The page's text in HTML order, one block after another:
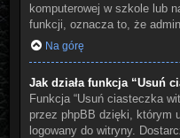
komputerowej w szkole lub
funkcji, oznacza to, że
Na górę
Jak działa funkcja “Usuń
Funkcja “Usuń ciasteczka
przez phpBB dzięki, którym
logowany do witryny.